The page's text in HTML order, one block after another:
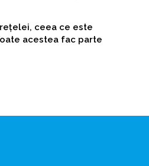
ceea ce este
acestea fac parte